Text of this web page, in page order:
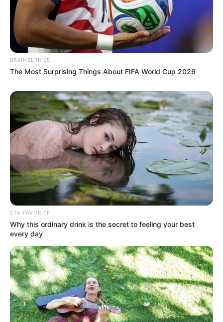
BRAINBERRIES
The Most Surprising Things About FIFA World Cup 2026
CTA FAVORITE
Why this ordinary drink is the secret to feeling your best
every day